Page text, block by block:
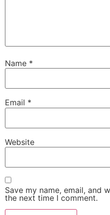
Name *
Email *
Website
Save my name, email, and
the next time I comment.